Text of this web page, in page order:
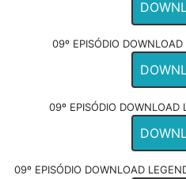
09º EPISÓDIO
09º EPISÓDIO
09º EPISÓDIO DOWNLOAD